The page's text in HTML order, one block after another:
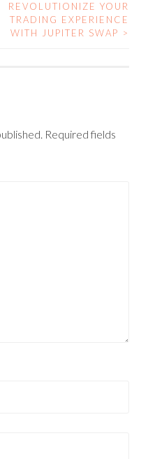
REVOLUTIONIZE YOUR
TRADING EXPERIENCE
WITH JUPITER SWAP >
Required fields